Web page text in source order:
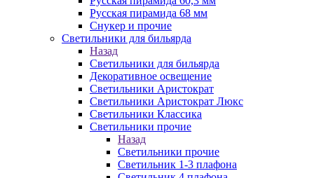
Русская пирамида 68 мм
Снукер и прочие
Светильники для бильярда
Назад
Светильники для бильярда
Декоративное освещение
Светильники Аристократ
Светильники Аристократ Люкс
Светильники Классика
Светильники прочие
Назад
Светильники прочие
Светильник 1-3 плафона